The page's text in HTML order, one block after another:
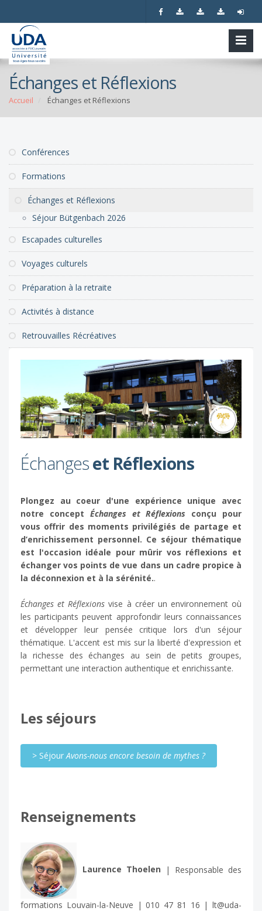
Échanges et Réflexions
Accueil Échanges et Réflexions
Conférences
Formations
Échanges et Réflexions
Séjour Bütgenbach 2026
Escapades culturelles
Voyages culturels
Préparation à la retraite
Activités à distance
Retrouvailles Récréatives
Échangeset Réflexions
Plongez au coeur d'une expérience unique avec
notre concept Échanges et Réflexions conçu pour
vous offrir des moments privilégiés de partage et
d’enrichissement personnel. Ce séjour thématique
est l'occasion idéale pour mûrir vos réflexions et
échanger vos points de vue dans un cadre propice à
la déconnexion et à la sérénité..
Échanges et Réflexions vise à créer un environnement où
les participants peuvent approfondir leurs connaissances
et développer leur pensée critique lors d'un séjour
thématique. L'accent est mis sur la liberté d'expression et
la richesse des échanges au sein de petits groupes,
permettant une interaction authentique et enrichissante.
Les séjours
> Séjour Avons-nous encore besoin de mythes ?
Renseignements
Laurence Thoelen | Responsable des
formations Louvain-la-Neuve | 010 47 81 16 | lt@uda-